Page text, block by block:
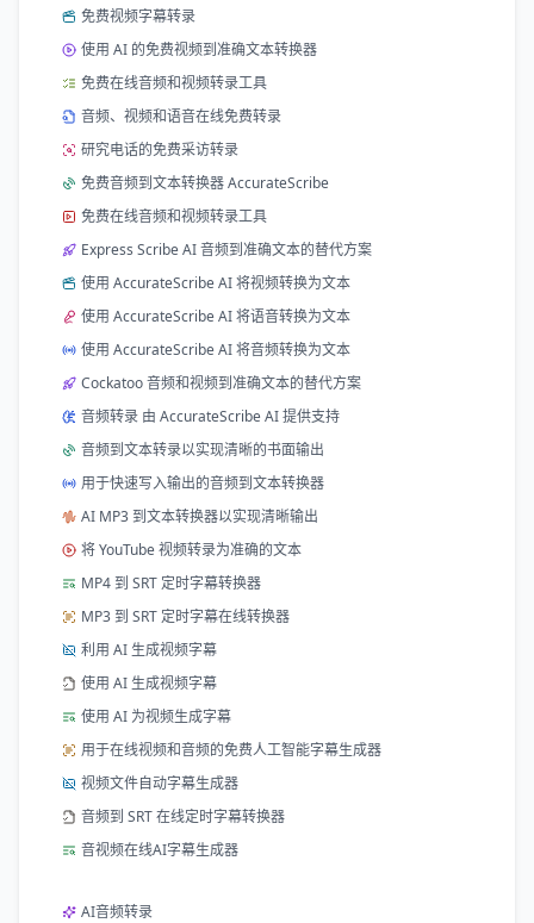
免费视频字幕转录
使用 AI 的免费视频到准确文本转换器
免费在线音频和视频转录工具
音频、视频和语音在线免费转录
研究电话的免费采访转录
免费音频到文本转换器 AccurateScribe
免费在线音频和视频转录工具
Express Scribe AI 音频到准确文本的替代方案
使用 AccurateScribe AI 将视频转换为文本
使用 AccurateScribe AI 将语音转换为文本
使用 AccurateScribe AI 将音频转换为文本
Cockatoo 音频和视频到准确文本的替代方案
音频转录 由 AccurateScribe AI 提供支持
音频到文本转录以实现清晰的书面输出
用于快速写入输出的音频到文本转换器
AI MP3 到文本转换器以实现清晰输出
将 YouTube 视频转录为准确的文本
MP4 到 SRT 定时字幕转换器
MP3 到 SRT 定时字幕在线转换器
利用 AI 生成视频字幕
使用 AI 生成视频字幕
使用 AI 为视频生成字幕
用于在线视频和音频的免费人工智能字幕生成器
视频文件自动字幕生成器
音频到 SRT 在线定时字幕转换器
音视频在线AI字幕生成器
AI音频转录